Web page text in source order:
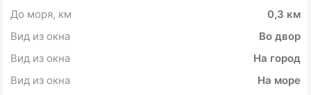
До моря, км
0,3 км
Вид из окна
Во двор
Вид из окна
На город
Вид из окна
На море